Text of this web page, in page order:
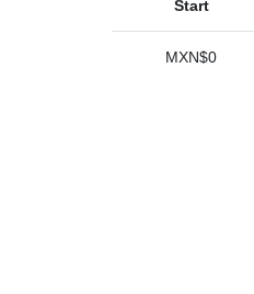
Start
MXN$0